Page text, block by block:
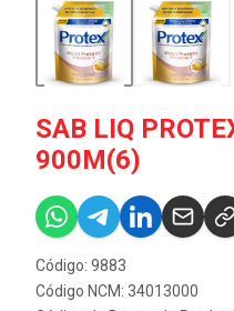
SAB LIQ
900M(6)
Código: 9883
Código NCM: 34013000